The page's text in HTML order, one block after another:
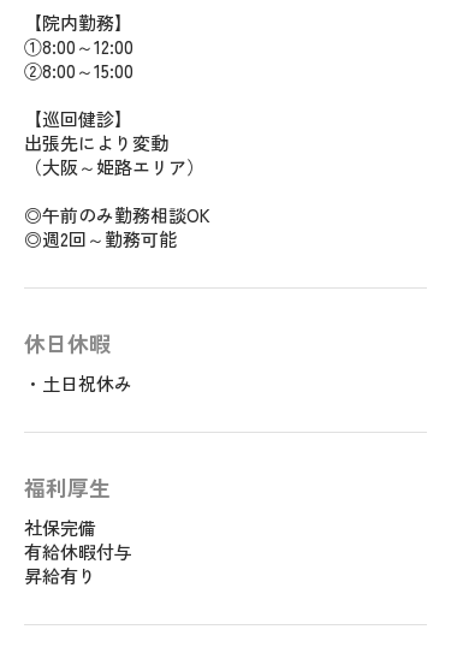
【院内勤務】
①8:00～12:00
②8:00～15:00
【巡回健診】
出張先により変動
（大阪～姫路エリア）
◎午前のみ勤務相談OK
◎週2回～勤務可能
休日休暇
・土日祝休み
福利厚生
社保完備
有給休暇付与
昇給有り